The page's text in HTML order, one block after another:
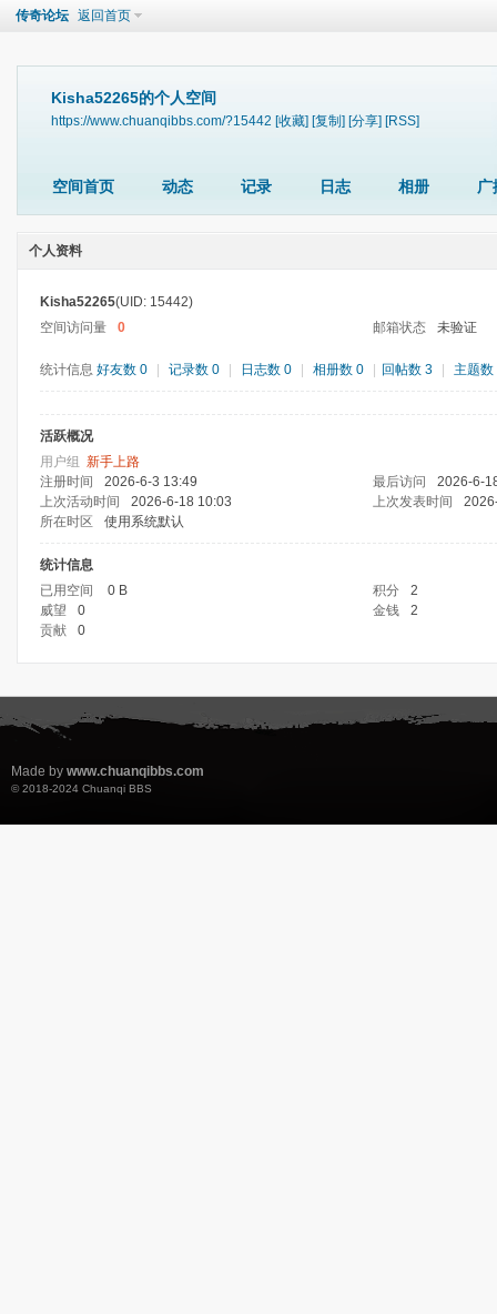
传奇论坛 返回首页
Kisha52265的个人空间
https://www.chuanqibbs.com/?15442 [收藏] [复制] [分享] [RSS]
空间首页 动态 记录 日志 相册 广
个人资料
Kisha52265(UID: 15442)
空间访问量
0 邮箱状态 未验证
统计信息 好友数 0 记录数 0 日志数 0 相册数 0 回帖数 3 主题数
活跃概况
用户组 新手上路
注册时间
2026-6-3 13:49 最后访问
2026-6-
上次活动时间
2026-6-18 10:03 上次发表时间
所在时区
使用系统默认
统计信息
已用空间
0 B 积分
2
威望
0 金钱
2
贡献
0
Made by www.chuanqibbs.com
© 2018-2024 Chuanqi BBS